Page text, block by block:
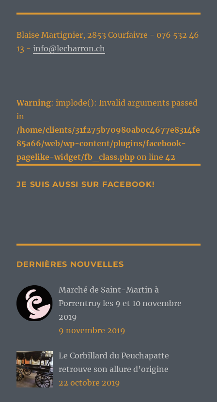
Blaise Martignier, 2853 Courfaivre - 076 532 46
13 -info@lecharron.ch
Warning: implode(): Invalid arguments passed
in
/home/clients/31f275b70980ab0c4677e8314fe
85a66/web/wp-content/plugins/facebook-
pagelike-widget/fb_class.php on line42
JE SUIS AUSSI SUR FACEBOOK!
DERNIÈRES NOUVELLES
Marché de Saint-Martin à
Porrentruy les 9 et 10 novembre
2019
9 novembre 2019
Le Corbillard du Peuchapatte
retrouve son allure d’origine
22 octobre 2019